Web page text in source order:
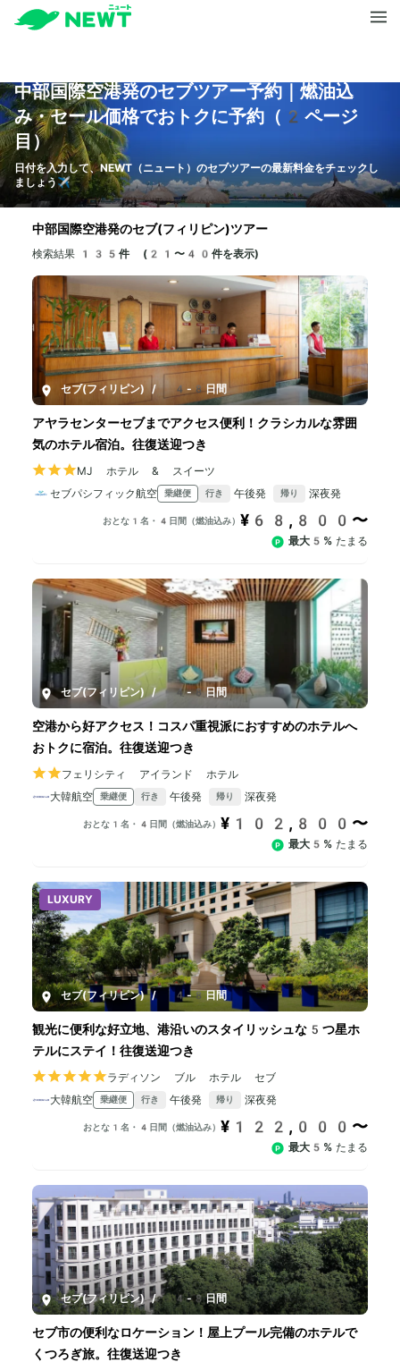
中部国際空港発のセブツアー予約｜燃油込
み・セール価格でおトクに予約（2ページ
目）
日付を入力して、NEWT（ニュート）のセブツアーの最新料金をチェックし
ましょう✈️
中部国際空港発のセブ(フィリピン)ツアー
検索結果 135件 (21〜40件を表示)
セブ(フィリピン) / 4-8日間
アヤラセンターセブまでアクセス便利！クラシカルな雰囲
気のホテル宿泊。往復送迎つき
MJ ホテル & スイーツ
セブパシフィック航空
乗継便 行き 午後発 帰り 深夜発
おとな1名・4日間（燃油込み） ¥68,800〜
最大5% たまる
セブ(フィリピン) / 4-8日間
空港から好アクセス！コスパ重視派におすすめのホテルへ
おトクに宿泊。往復送迎つき
フェリシティ アイランド ホテル
大韓航空
乗継便 行き 午後発 帰り 深夜発
おとな1名・4日間（燃油込み） ¥102,800〜
最大5% たまる
LUXURY
セブ(フィリピン) / 4-8日間
観光に便利な好立地、港沿いのスタイリッシュな5つ星ホ
テルにステイ！往復送迎つき
ラディソン ブル ホテル セブ
大韓航空
乗継便 行き 午後発 帰り 深夜発
おとな1名・4日間（燃油込み） ¥122,000〜
最大5% たまる
セブ(フィリピン) / 4-8日間
セブ市の便利なロケーション！屋上プール完備のホテルで
くつろぎ旅。往復送迎つき